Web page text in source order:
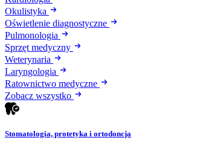
Okulistyka
Oświetlenie diagnostyczne
Pulmonologia
Sprzęt medyczny
Weterynaria
Laryngologia
Ratownictwo medyczne
Zobacz wszystko
Stomatologia, protetyka i ortodoncja